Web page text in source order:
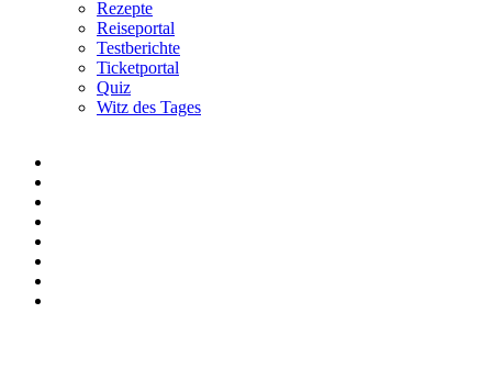
Rezepte
Reiseportal
Testberichte
Ticketportal
Quiz
Witz des Tages